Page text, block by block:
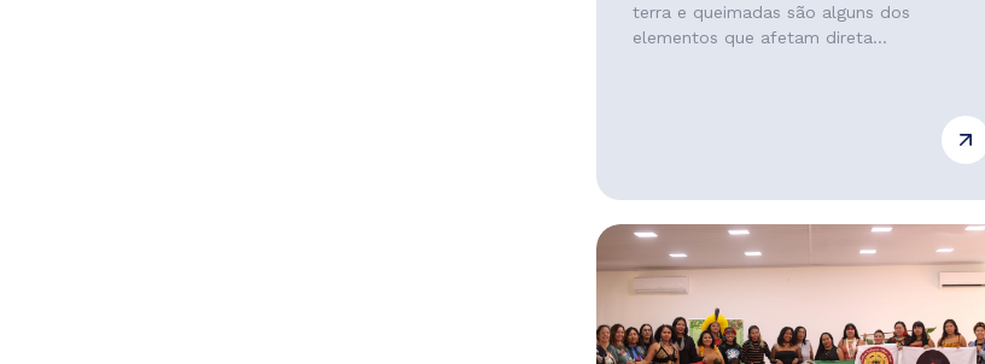
terra e queimadas são alguns dos
elementos que afetam direta...